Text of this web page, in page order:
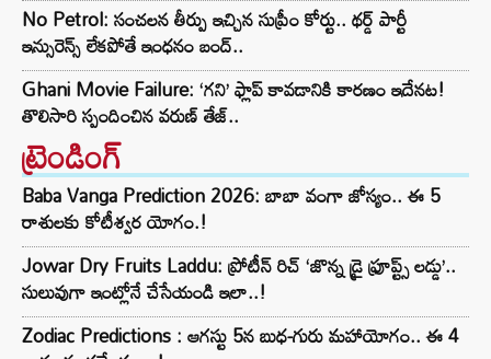
No Petrol: సంచలన తీర్పు ఇచ్చిన సుప్రీం కోర్టు.. థర్డ్ పార్టీ
ఇన్సురెన్స్ లేకపోతే ఇంధనం బంద్..
Ghani Movie Failure: ‘గని’ ఫ్లాప్‌ కావడానికి కారణం ఇదేనట!
తొలిసారి స్పందించిన వరుణ్ తేజ్..
ట్రెండింగ్‌
Baba Vanga Prediction 2026: బాబా వంగా జోస్యం.. ఈ 5
రాశులకు కోటీశ్వర యోగం.!
Jowar Dry Fruits Laddu: ప్రోటీన్ రిచ్ ‘జొన్న డ్రై ఫ్రూప్ట్స్ లడ్డు’..
సులువుగా ఇంట్లోనే చేసేయండి ఇలా..!
Zodiac Predictions : ఆగస్టు 5న బుధ-గురు మహాయోగం.. ఈ 4